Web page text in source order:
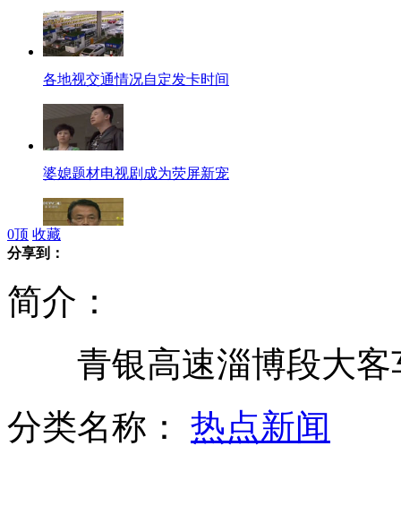
各地视交通情况自定发卡时间
婆媳题材电视剧成为荧屏新宠
美国脑膜炎致死人数升至七人
香港购物区现"贼的"开车卷走行李
0顶 收藏
分享到：
简介：
青银高速淄博段大客
分类名称： 热点新闻